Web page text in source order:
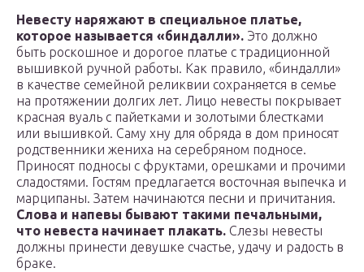
Невесту наряжают в специальное платье,
которое называется «биндалли». Это должно
быть роскошное и дорогое платье с традиционной
вышивкой ручной работы. Как правило, «биндалли»
в качестве семейной реликвии сохраняется в семье
на протяжении долгих лет. Лицо невесты покрывает
красная вуаль с пайетками и золотыми блестками
или вышивкой. Саму хну для обряда в дом приносят
родственники жениха на серебряном подносе.
Приносят подносы с фруктами, орешками и прочими
сладостями. Гостям предлагается восточная выпечка и
марципаны. Затем начинаются песни и причитания.
Слова и напевы бывают такими печальными,
что невеста начинает плакать. Слезы невесты
должны принести девушке счастье, удачу и радость в
браке.